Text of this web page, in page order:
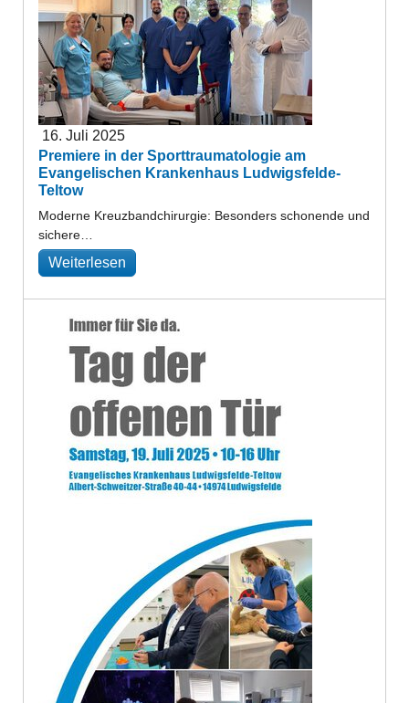
16. Juli 2025
Premiere in der Sporttraumatologie am
Evangelischen Krankenhaus Ludwigsfelde-
Teltow
Moderne Kreuzbandchirurgie: Besonders schonende und
sichere…
Weiterlesen